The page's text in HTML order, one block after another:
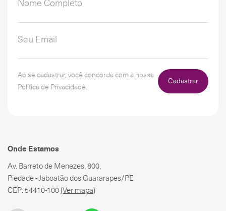
Ao se cadastrar, você concorda com a nossa
Política de Privacidade.
Cadastrar
Onde Estamos
Av. Barreto de Menezes, 800,
Piedade - Jaboatão dos Guararapes/PE
CEP: 54410-100(Ver mapa)